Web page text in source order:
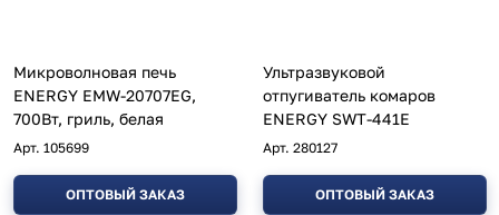
Микроволновая печь
ENERGY EMW-20707EG,
700Вт, гриль, белая
Арт. 105699
ОПТОВЫЙ ЗАКАЗ
Ультразвуковой
отпугиватель комаров
ENERGY SWT-441E
Арт. 280127
ОПТОВЫЙ ЗАКАЗ